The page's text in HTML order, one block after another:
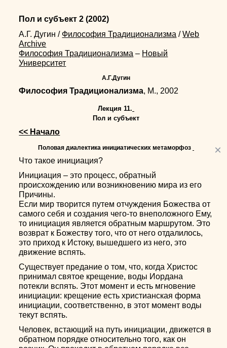
×
Пол и субъект 2 (2002)
А.Г. Дугин / Философия Традиционализма / Web
Archive
Философия Традиционализма – Новый
Университет
А.Г.Дугин
Философия Традиционализма, М., 2002
Лекция 11.
Пол и субъект
<< Начало
Половая диалектика инициатических метаморфоз
Что такое инициация?
Инициация – это процесс, обратный
происхождению или возникновению мира из его
Причины.
Если мир творится путем отчуждения Божества от
самого себя и создания чего-то внеположного Ему,
то инициация является обратным маршрутом. Это
возврат к Божеству того, что от него отдалилось,
это приход к Истоку, вышедшего из него, это
движение вспять.
Существует предание о том, что, когда Христос
принимал святое крещение, воды Иордана
потекли вспять. Этот момент и есть мгновение
инициации: крещение есть христианская форма
инициации, соответственно, в этот момент воды
текут вспять.
Человек, встающий на путь инициации, движется в
обратном порядке относительно того, как он